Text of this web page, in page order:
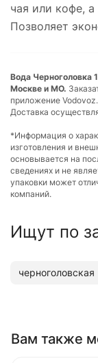
чая или кофе,
Позволяет
Вода Черноголовка
Москве и МО.
приложение
Доставка
*Информация о
изготовления и
основывается на
сведениях и не
упаковки может
компаний.
Ищут по
черноголовская
Вам также